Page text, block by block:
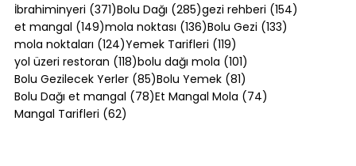
İbrahiminyeri (371)371 yazı
Bolu Dağı (285)285 yazı
gezi rehberi (154)
et mangal (149)149 yazı
mola noktası (136)136 yazı
Bolu Gezi (133)
mola noktaları (124)124 yazı
Yemek Tarifleri (119)
yol üzeri restoran (118)118 yazı
bolu dağı mola (101)
Bolu Gezilecek Yerler (85)85 yazı
Bolu Yemek (81)
Bolu Dağı et mangal (78)78 yazı
Et Mangal Mola (74)
Mangal Tarifleri (62)